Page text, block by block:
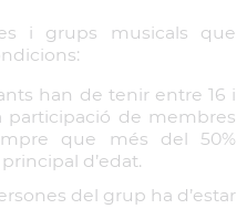
i grups musicals que
han de tenir entre 16 i
participació de membres
que més del 50%
d’edat.
del grup ha d’estar